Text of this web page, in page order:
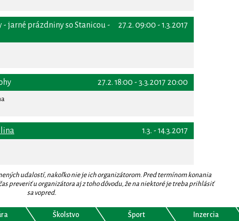
27.2. 09:00 - 1.3.2017
- jarné prázdniny so Stanicou -
27.2. 18:00 - 3.3.2017 20:00
1.3. - 14.3.2017
udalostí, nakoľko nie je ich organizátorom. Pred termínom konania
preveriť u organizátora aj z toho dôvodu, že na niektoré je treba prihlásiť
sa vopred.
Školstvo Šport Inzercia